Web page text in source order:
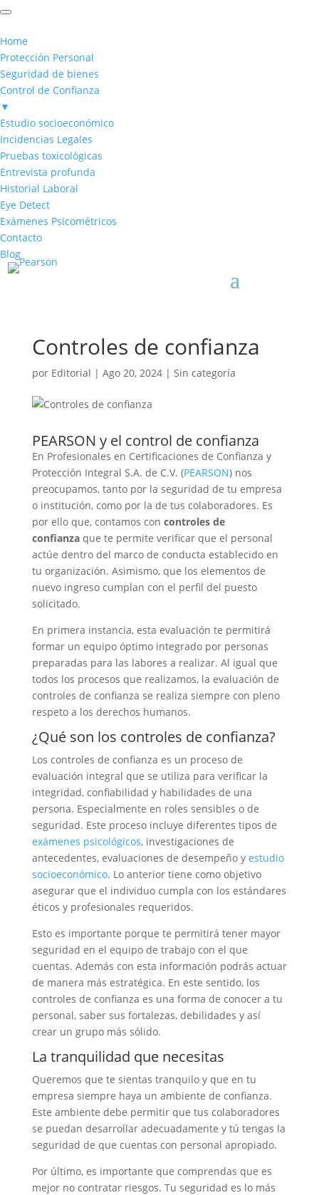
Home
Protección Personal
Seguridad de bienes
Control de Confianza
▼
Estudio socioeconómico
Incidencias Legales
Pruebas toxicológicas
Entrevista profunda
Historial Laboral
Eye Detect
Exámenes Psicométricos
Contacto
Blog
Controles de confianza
por Editorial | Ago 20, 2024| Sin categoría
PEARSON y el control de confianza
En Profesionales en Certificaciones de Confianza y
Protección Integral S.A. de C.V. (PEARSON) nos
preocupamos, tanto por la seguridad de tu empresa
o institución, como por la de tus colaboradores. Es
por ello que, contamos con controles de
confianzaque te permite verificar que el personal
actúe dentro del marco de conducta establecido en
tu organización. Asimismo, que los elementos de
nuevo ingreso cumplan con el perfil del puesto
solicitado.
En primera instancia, esta evaluación te permitirá
formar un equipo óptimo integrado por personas
preparadas para las labores a realizar. Al igual que
todos los procesos que realizamos, la evaluación de
controles de confianza se realiza siempre con pleno
respeto a los derechos humanos.
¿Qué son los controles de confianza?
Los controles de confianza es un proceso de
evaluación integral que se utiliza para verificar la
integridad, confiabilidad y habilidades de una
persona. Especialmente en roles sensibles o de
seguridad. Este proceso incluye diferentes tipos de
exámenes psicológicos, investigaciones de
antecedentes, evaluaciones de desempeño y estudio
socioeconómico. Lo anterior tiene como objetivo
asegurar que el individuo cumpla con los estándares
éticos y profesionales requeridos.
Esto es importante porque te permitirá tener mayor
seguridad en el equipo de trabajo con el que
cuentas. Además con esta información podrás actuar
de manera más estratégica. En este sentido, los
controles de confianza es una forma de conocer a tu
personal, saber sus fortalezas, debilidades y así
crear un grupo más sólido.
La tranquilidad que necesitas
Queremos que te sientas tranquilo y que en tu
empresa siempre haya un ambiente de confianza.
Este ambiente debe permitir que tus colaboradores
se puedan desarrollar adecuadamente y tú tengas la
seguridad de que cuentas con personal apropiado.
Por último, es importante que comprendas que es
mejor no contratar riesgos. Tu seguridad es lo más